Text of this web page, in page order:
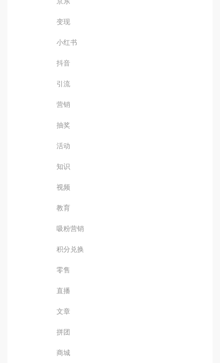
变现
小红书
抖音
引流
营销
抽奖
活动
知识
视频
教育
吸粉营销
积分兑换
零售
直播
文章
拼团
商城